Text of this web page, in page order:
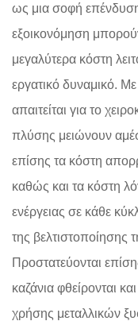
ως μια σοφή
εξοικονόμηση
μεγαλύτερα κόστη
εργατικό δυναμικό.
απαιτείται για το
πλύσης μειώνουν
επίσης τα κόστη
καθώς και τα κόστη
ενέργειας σε κάθε
της
Προστατεύονται
καζάνια φθείρονται
χρήσης μεταλλικών